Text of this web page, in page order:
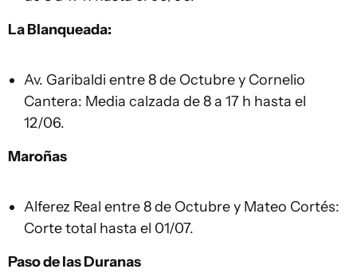
La Blanqueada:
Av. Garibaldi entre 8 de Octubre y Cornelio
Cantera: Media calzada de 8 a 17 h hasta el
12/06.
Maroñas
Alferez Real entre 8 de Octubre y Mateo Cortés:
Corte total hasta el 01/07.
Paso de las Duranas